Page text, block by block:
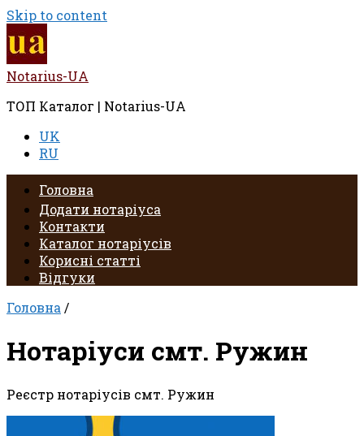
Skip to content
Notarius-UA
ТОП Каталог | Notarius-UA
UK
RU
Головна
Додати нотаріуса
Контакти
Каталог нотаріусів
Корисні статті
Відгуки
Головна /
Нотаріуси смт. Ружин
Реєстр нотаріусів смт. Ружин